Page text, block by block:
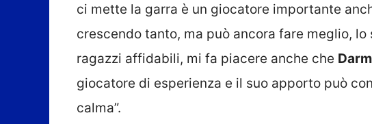
ci mette la garra è un giocatore importante
crescendo tanto, ma può ancora fare meglio,
ragazzi affidabili, mi fa piacere anche che
giocatore di esperienza e il suo apporto può
calma”.